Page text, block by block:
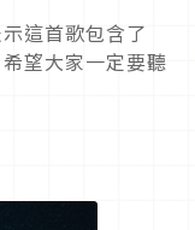
這首歌包含了
望大家一定要聽